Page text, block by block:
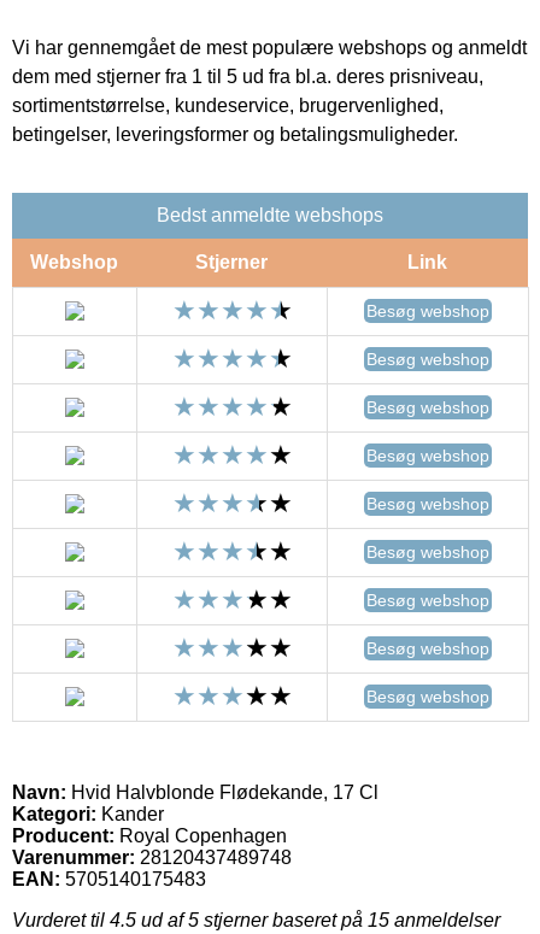
Vi har gennemgået de mest populære webshops og anmeldt
dem med stjerner fra 1 til 5 ud fra bl.a. deres prisniveau,
sortimentstørrelse, kundeservice, brugervenlighed,
betingelser, leveringsformer og betalingsmuligheder.
Bedst anmeldte webshops
Webshop Stjerner Link
Besøg webshop
Besøg webshop
Besøg webshop
Besøg webshop
Besøg webshop
Besøg webshop
Besøg webshop
Besøg webshop
Besøg webshop
Navn: Hvid Halvblonde Flødekande, 17 Cl
Kategori: Kander
Producent: Royal Copenhagen
Varenummer: 28120437489748
EAN: 5705140175483
Vurderet til 4.5 ud af 5 stjerner baseret på 15 anmeldelser